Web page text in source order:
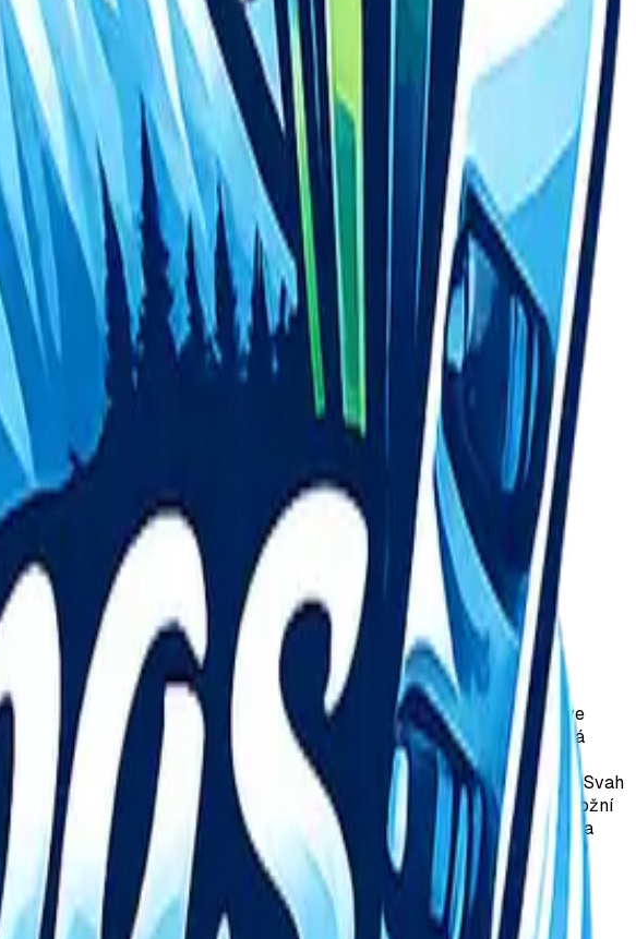
lyžařskou sezónu – procházky krásnou přírodou od jara až do zimy,
a jiných pohybových aktivit. Ski Areál Troják (592 m n. m.) leží ve
lyžařského a snowboardového vybavení, lyžařská a snowboardová
zpravidla dobré sněhové podmínky. Ski Areál Troják svými terény
vleky jsou od hlavní komunikace vzdáleny jen několik desítek metrů. Svah
dnů v roce, na třech vlecích. Lyžařský prostor hřebene na Trojáku umožní
Tesák, Tři kameny, Hostýn až do Bystřice p.H. Na opačnou stranu na